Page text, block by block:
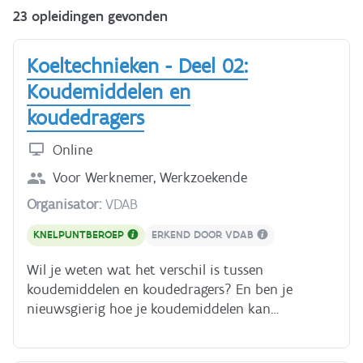
23 opleidingen gevonden
Koeltechnieken - Deel 02:
Koudemiddelen en
koudedragers
Online
Voor Werknemer, Werkzoekende
Organisator:VDAB
KNELPUNTBEROEP ERKEND DOOR VDAB
Wil je weten wat het verschil is tussen
koudemiddelen en koudedragers? En ben je
nieuwsgierig hoe je koudemiddelen kan
codering? Dat ontdek je allemaal in deze online